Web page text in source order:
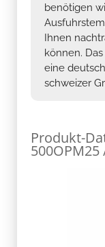
benötigen
Ihnen
können.
eine
schweizer
Produkt-
500OPM25